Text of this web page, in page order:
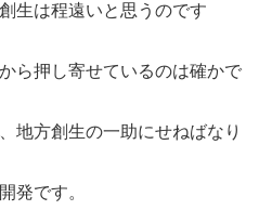
生は程遠いと思うのです
ら押し寄せているのは確かで
地方創生の一助にせねばなり
発です。